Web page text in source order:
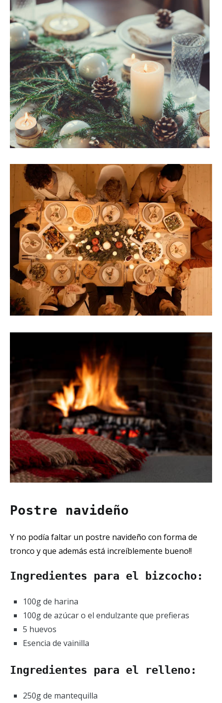
Postre navideño
Y no podía faltar un postre navideño con forma de
tronco y que además está increíblemente bueno!!
Ingredientes para el bizcocho:
100g de harina
100g de azúcar o el endulzante que prefieras
5 huevos
Esencia de vainilla
Ingredientes para el relleno:
250g de mantequilla